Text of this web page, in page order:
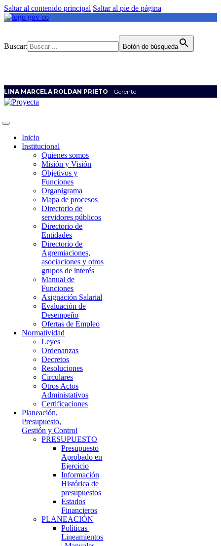
Saltar al contenido principal Saltar al pie de página
Buscar: Botón de búsqueda
LINA MARCELA ROLDAN PRIETO - Gerente
Inicio
Institucional
Quienes somos
Misión y Visión
Objetivos y
Funciones
Organigrama
Mapa de procesos
Directorio de
servidores públicos
Directorio de
Entidades
Directorio de
Agremiaciones,
asociaciones y otros
grupos de interés
Manual de
Funciones
Asignación Salarial
Evaluación de
Desempeño
Ofertas de Empleo
Normatividad
Leyes
Ordenanzas
Decretos
Resoluciones
Circulares
Otros Actos
Administativos
Certificaciones
Planeación,
Presupuesto,
Gestión y Control
PRESUPUESTO
Presupuesto
Aprobado en
Ejercicio
Información
Histórica de
presupuestos
Estados
Financieros
PLANEACIÓN
Políticas |
Lineamientos